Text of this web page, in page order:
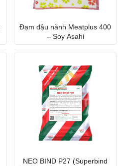
Đạm đậu nành Meatplus 400
– Soy Asahi
NEO BIND P27 (Superbind